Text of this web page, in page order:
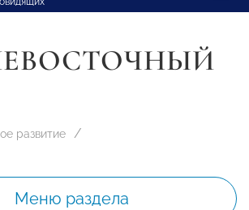
развитие
Меню раздела